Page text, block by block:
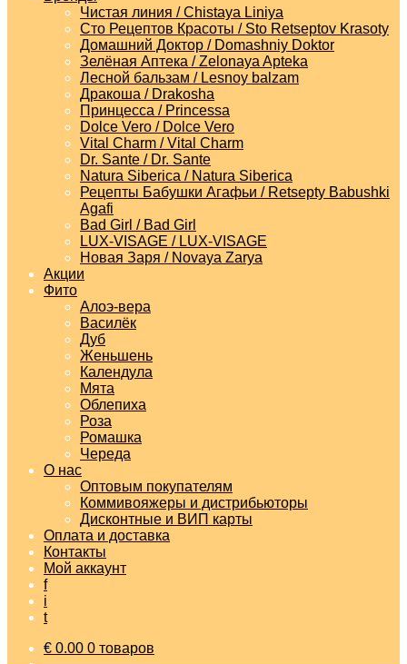
Чистая линия / Chistaya Liniya
Сто Рецептов Красоты / Sto Retseptov Krasoty
Домашний Доктор / Domashniy Doktor
Зелёная Аптека / Zelonaya Apteka
Лесной бальзам / Lesnoy balzam
Дракоша / Drakosha
Принцесса / Princessa
Dolce Vero / Dolce Vero
Vital Charm / Vital Charm
Dr. Sante / Dr. Sante
Natura Siberica / Natura Siberica
Рецепты Бабушки Агафьи / Retsepty Babushki
Agafi
Bad Girl / Bad Girl
LUX-VISAGE / LUX-VISAGE
Новая Заря / Novaya Zarya
Акции
Фито
Алоэ-вера
Василёк
Дуб
Женьшень
Календула
Мята
Облепиха
Роза
Ромашка
Череда
О нас
Оптовым покупателям
Коммивояжеры и дистрибьюторы
Дисконтные и ВИП карты
Оплата и доставка
Контакты
Мой аккаунт
f
i
t
€ 0.00 0 товаров